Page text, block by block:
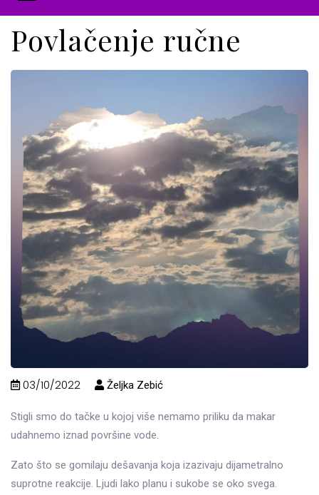
Povlačenje ručne
03/10/2022 Željka Zebić
Stigli smo do tačke u kojoj više nemamo priliku da makar
udahnemo iznad površine vode.
Zato što se gomilaju dešavanja koja izazivaju dijametralno
suprotne reakcije. Ljudi lako planu i sukobe se oko svega.